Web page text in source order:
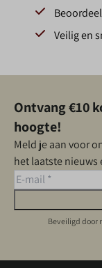
Veilig en
Ontvang €10
hoogte!
Meld je aan voor
het laatste nieuws
Beveiligd door